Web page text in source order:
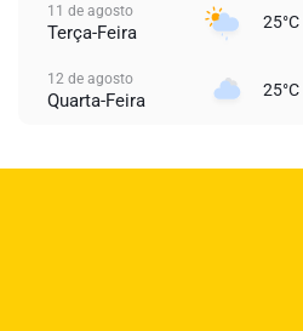
11 de agosto
Terça-Feira 25°C
12 de agosto
Quarta-Feira 25°C